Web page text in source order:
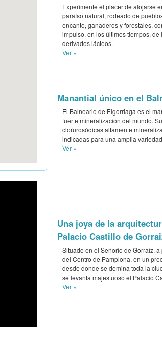
Experimente el placer de alojarse
paraíso natural, rodeado de
encanto, ganaderos y forestales,
impulso, en los últimos tiempos, de
derivados lácteos.
Ver »
Manantial único en el
El Balneario de Elgorriaga es el
fuerte mineralización del mundo.
clorurosódicas altamente
indicadas para una amplia
Ver »
Una joya de la
Palacio Castillo de
Situado en el Señorío de Gorraiz,
del Centro de Pamplona, en un
desde donde se domina toda la
se levanta majestuoso el Palacio
Ver »